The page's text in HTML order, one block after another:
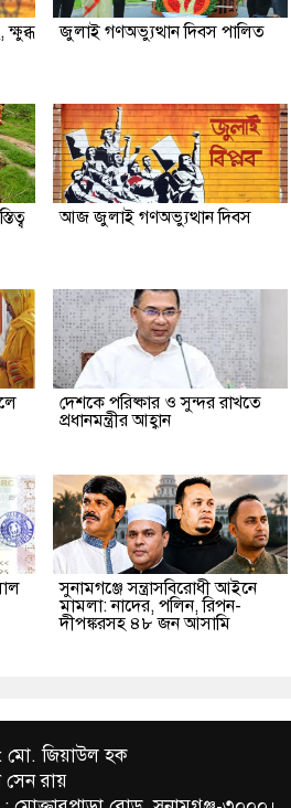
ক্ষুব্ধ
জুলাই গণঅভ্যুত্থান দিবস পালিত
আজ জুলাই গণঅভ্যুত্থান দিবস
দেশকে পরিষ্কার ও সুন্দর রাখতে
প্রধানমন্ত্রীর আহ্বান
‎সুনামগঞ্জে সন্ত্রাসবিরোধী আইনে
মামলা: নাদের, পলিন, রিপন-
দীপঙ্করসহ ৪৮ জন আসামি
মো. জিয়াউল হক
রায়